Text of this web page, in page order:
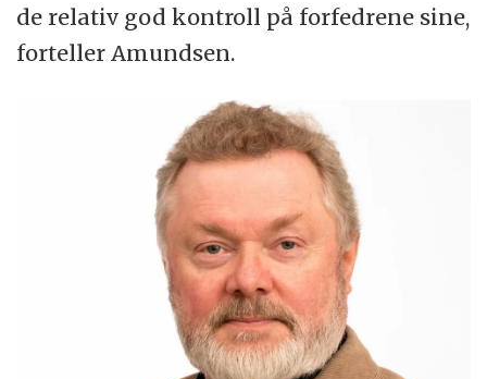
de relativ god kontroll på forfedrene sine,
forteller Amundsen.